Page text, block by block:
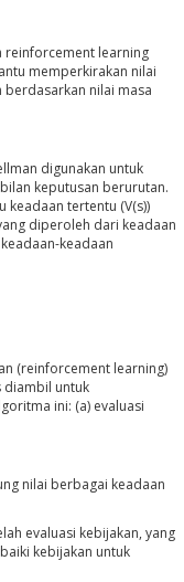
reinforcement learning
memperkirakan nilai
berdasarkan nilai masa
digunakan untuk
keputusan berurutan.
keadaan tertentu (V(s))
diperoleh dari keadaan
keadaan
(reinforcement learning)
diambil untuk
ini: (a) evaluasi
nilai berbagai keadaan
evaluasi kebijakan, yang
kebijakan untuk